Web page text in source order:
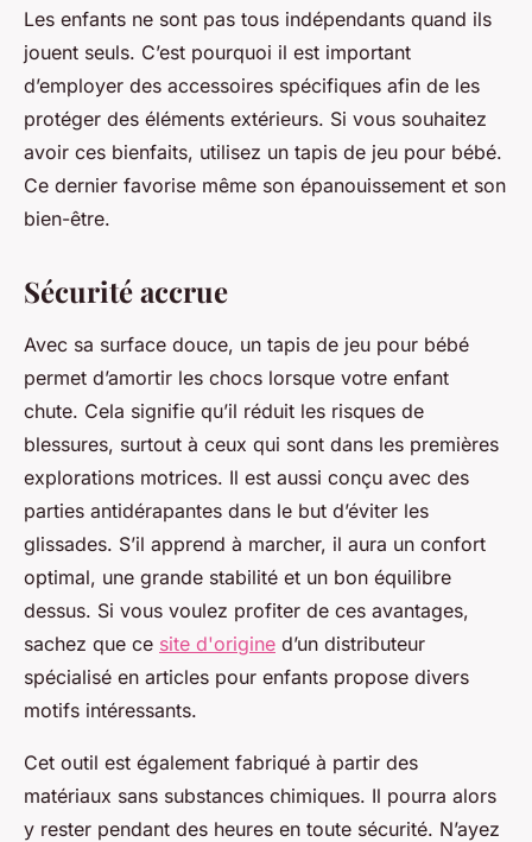
Les avantages d'utiliser un
tapis de jeu pour bébé
admin•27 janvier 2024•2 min de lecture
Les enfants ne sont pas tous indépendants quand ils
jouent seuls. C’est pourquoi il est important
d’employer des accessoires spécifiques afin de les
protéger des éléments extérieurs. Si vous souhaitez
avoir ces bienfaits, utilisez un tapis de jeu pour bébé.
Ce dernier favorise même son épanouissement et son
bien-être.
Sécurité accrue
Avec sa surface douce, un tapis de jeu pour bébé
permet d’amortir les chocs lorsque votre enfant
chute. Cela signifie qu’il réduit les risques de
blessures, surtout à ceux qui sont dans les premières
explorations motrices. Il est aussi conçu avec des
parties antidérapantes dans le but d’éviter les
glissades. S’il apprend à marcher, il aura un confort
optimal, une grande stabilité et un bon équilibre
dessus. Si vous voulez profiter de ces avantages,
sachez que ce site d'origine d’un distributeur
spécialisé en articles pour enfants propose divers
motifs intéressants.
Cet outil est également fabriqué à partir des
matériaux sans substances chimiques. Il pourra alors
y rester pendant des heures en toute sécurité. N’ayez